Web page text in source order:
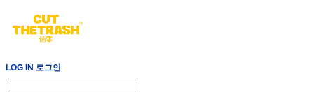
LOG IN 로그인